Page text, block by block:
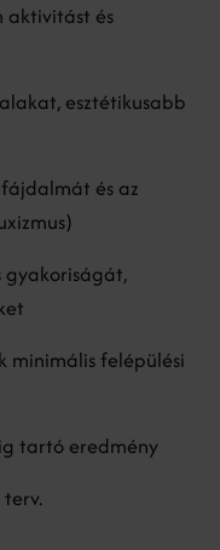
aktivitást és
esztétikusabb
és az
gyakoriságát,
minimális felépülési
tartó eredmény